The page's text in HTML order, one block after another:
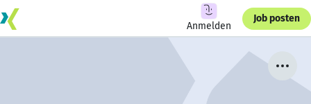
Anmelden
Job posten